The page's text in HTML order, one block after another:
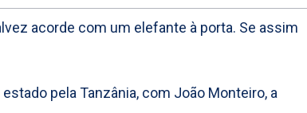
acorde com um elefante à porta. Se assim
pela Tanzânia, com João Monteiro, a